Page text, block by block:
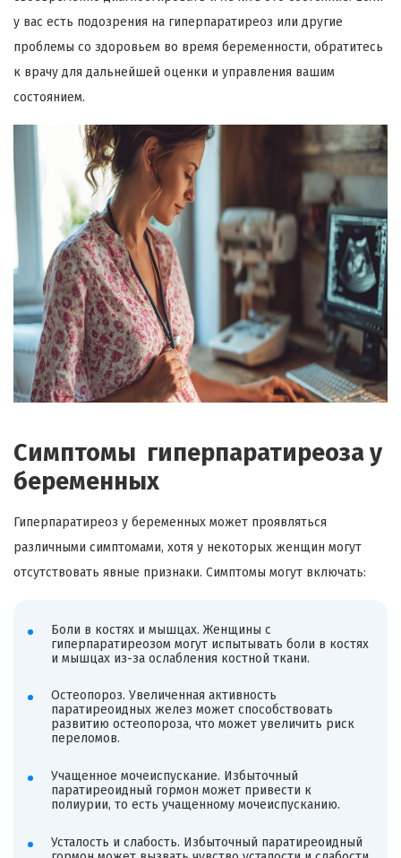
у вас есть подозрения на гиперпаратиреоз или другие
проблемы со здоровьем во время беременности, обратитесь
к врачу для дальнейшей оценки и управления вашим
состоянием.
Симптомы гиперпаратиреоза у
беременных
Гиперпаратиреоз у беременных может проявляться
различными симптомами, хотя у некоторых женщин могут
отсутствовать явные признаки. Симптомы могут включать:
Боли в костях и мышцах. Женщины с
гиперпаратиреозом могут испытывать боли в костях
и мышцах из-за ослабления костной ткани.
Остеопороз. Увеличенная активность
паратиреоидных желез может способствовать
развитию остеопороза, что может увеличить риск
переломов.
Учащенное мочеиспускание. Избыточный
паратиреоидный гормон может привести к
полиурии, то есть учащенному мочеиспусканию.
Усталость и слабость. Избыточный паратиреоидный